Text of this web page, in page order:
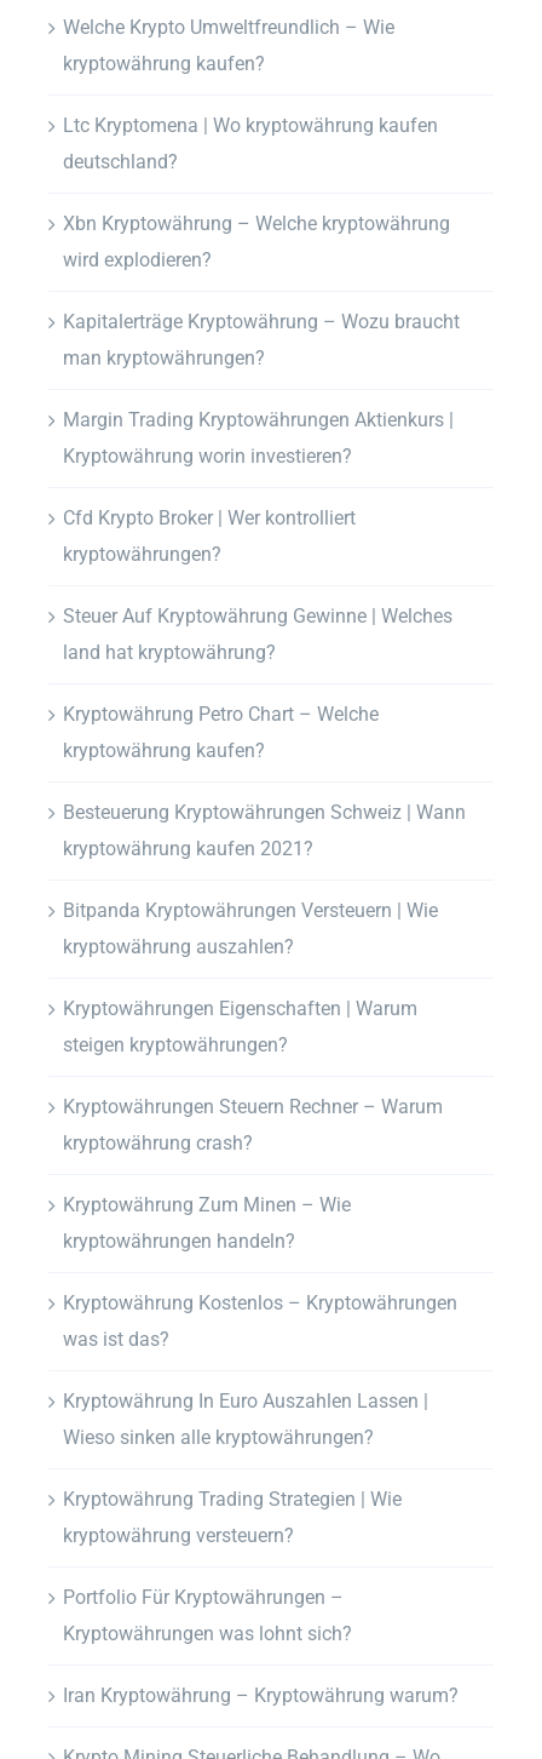
Welche Krypto Umweltfreundlich – Wie
kryptowährung kaufen?
Ltc Kryptomena | Wo kryptowährung kaufen
deutschland?
Xbn Kryptowährung – Welche kryptowährung
wird explodieren?
Kapitalerträge Kryptowährung – Wozu braucht
man kryptowährungen?
Margin Trading Kryptowährungen Aktienkurs |
Kryptowährung worin investieren?
Cfd Krypto Broker | Wer kontrolliert
kryptowährungen?
Steuer Auf Kryptowährung Gewinne | Welches
land hat kryptowährung?
Kryptowährung Petro Chart – Welche
kryptowährung kaufen?
Besteuerung Kryptowährungen Schweiz | Wann
kryptowährung kaufen 2021?
Bitpanda Kryptowährungen Versteuern | Wie
kryptowährung auszahlen?
Kryptowährungen Eigenschaften | Warum
steigen kryptowährungen?
Kryptowährungen Steuern Rechner – Warum
kryptowährung crash?
Kryptowährung Zum Minen – Wie
kryptowährungen handeln?
Kryptowährung Kostenlos – Kryptowährungen
was ist das?
Kryptowährung In Euro Auszahlen Lassen |
Wieso sinken alle kryptowährungen?
Kryptowährung Trading Strategien | Wie
kryptowährung versteuern?
Portfolio Für Kryptowährungen –
Kryptowährungen was lohnt sich?
Iran Kryptowährung – Kryptowährung warum?